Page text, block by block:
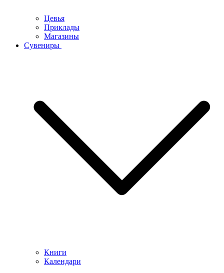
Цевья
Приклады
Магазины
Сувениры
Книги
Календари